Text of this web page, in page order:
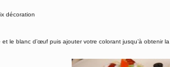
décoration
le blanc d’œuf puis ajouter votre colorant jusqu’à obtenir la